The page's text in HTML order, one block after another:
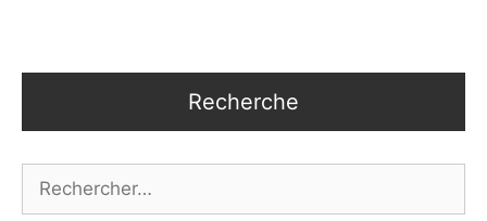
Recherche